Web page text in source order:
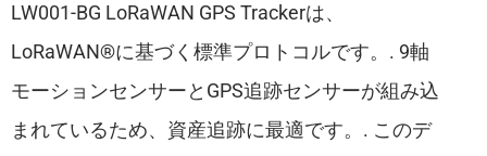
LW001-BG LoRaWAN GPS Trackerは、
LoRaWAN®に基づく標準プロトコルです。. 9軸
モーションセンサーとGPS追跡センサーが組み込
まれているため、資産追跡に最適です。. このデ